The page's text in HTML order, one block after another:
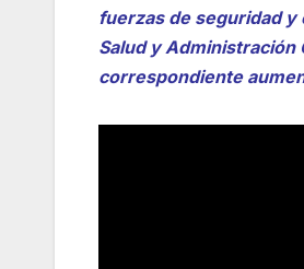
fuerzas de seguridad y
Salud y Administración
correspondiente